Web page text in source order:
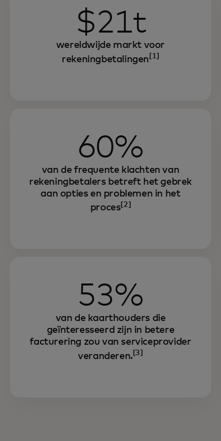
$21t
wereldwijde markt voor
rekeningbetalingen [1]
60%
van de frequente klachten van
rekeningbetalers betreft het gebrek
aan opties en problemen in het
proces[2]
53%
van de kaarthouders die
geïnteresseerd zijn in betere
facturering zou van serviceprovider
veranderen.[3]